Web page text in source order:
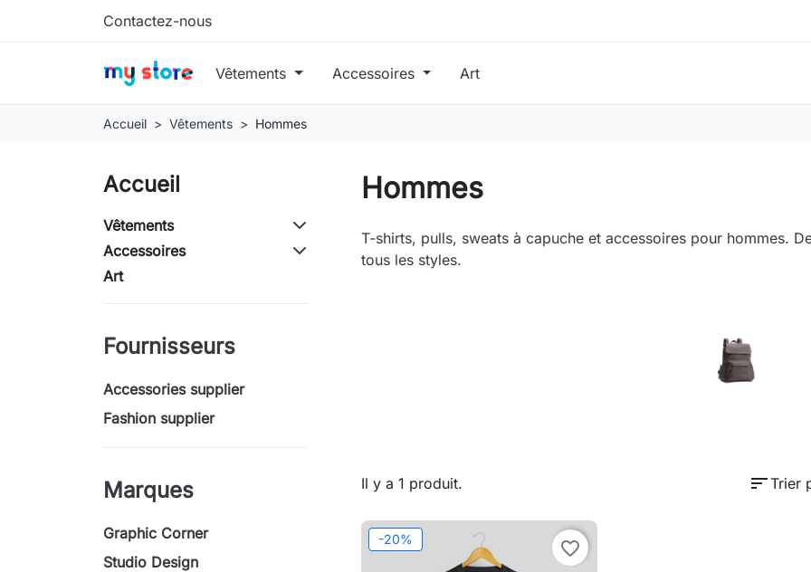
Contactez-nous
Vêtements Accessoires Art
Accueil Vêtements Hommes
Accueil
Vêtements
Accessoires
Art
Fournisseurs
Accessories supplier
Fashion supplier
Marques
Graphic Corner
Studio Design
Hommes
T-shirts, pulls, sweats à capuche et accessoires pour hommes.
tous les styles.
Il y a 1 produit. sortTrier
-20% favorite_border